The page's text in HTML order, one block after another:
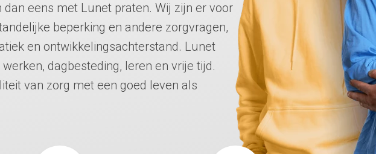
dan eens met Lunet praten. Wij zijn er voor
beperking en andere zorgvragen,
en ontwikkelingsachterstand. Lunet
dagbesteding, leren en vrije tijd.
van zorg met een goed leven als